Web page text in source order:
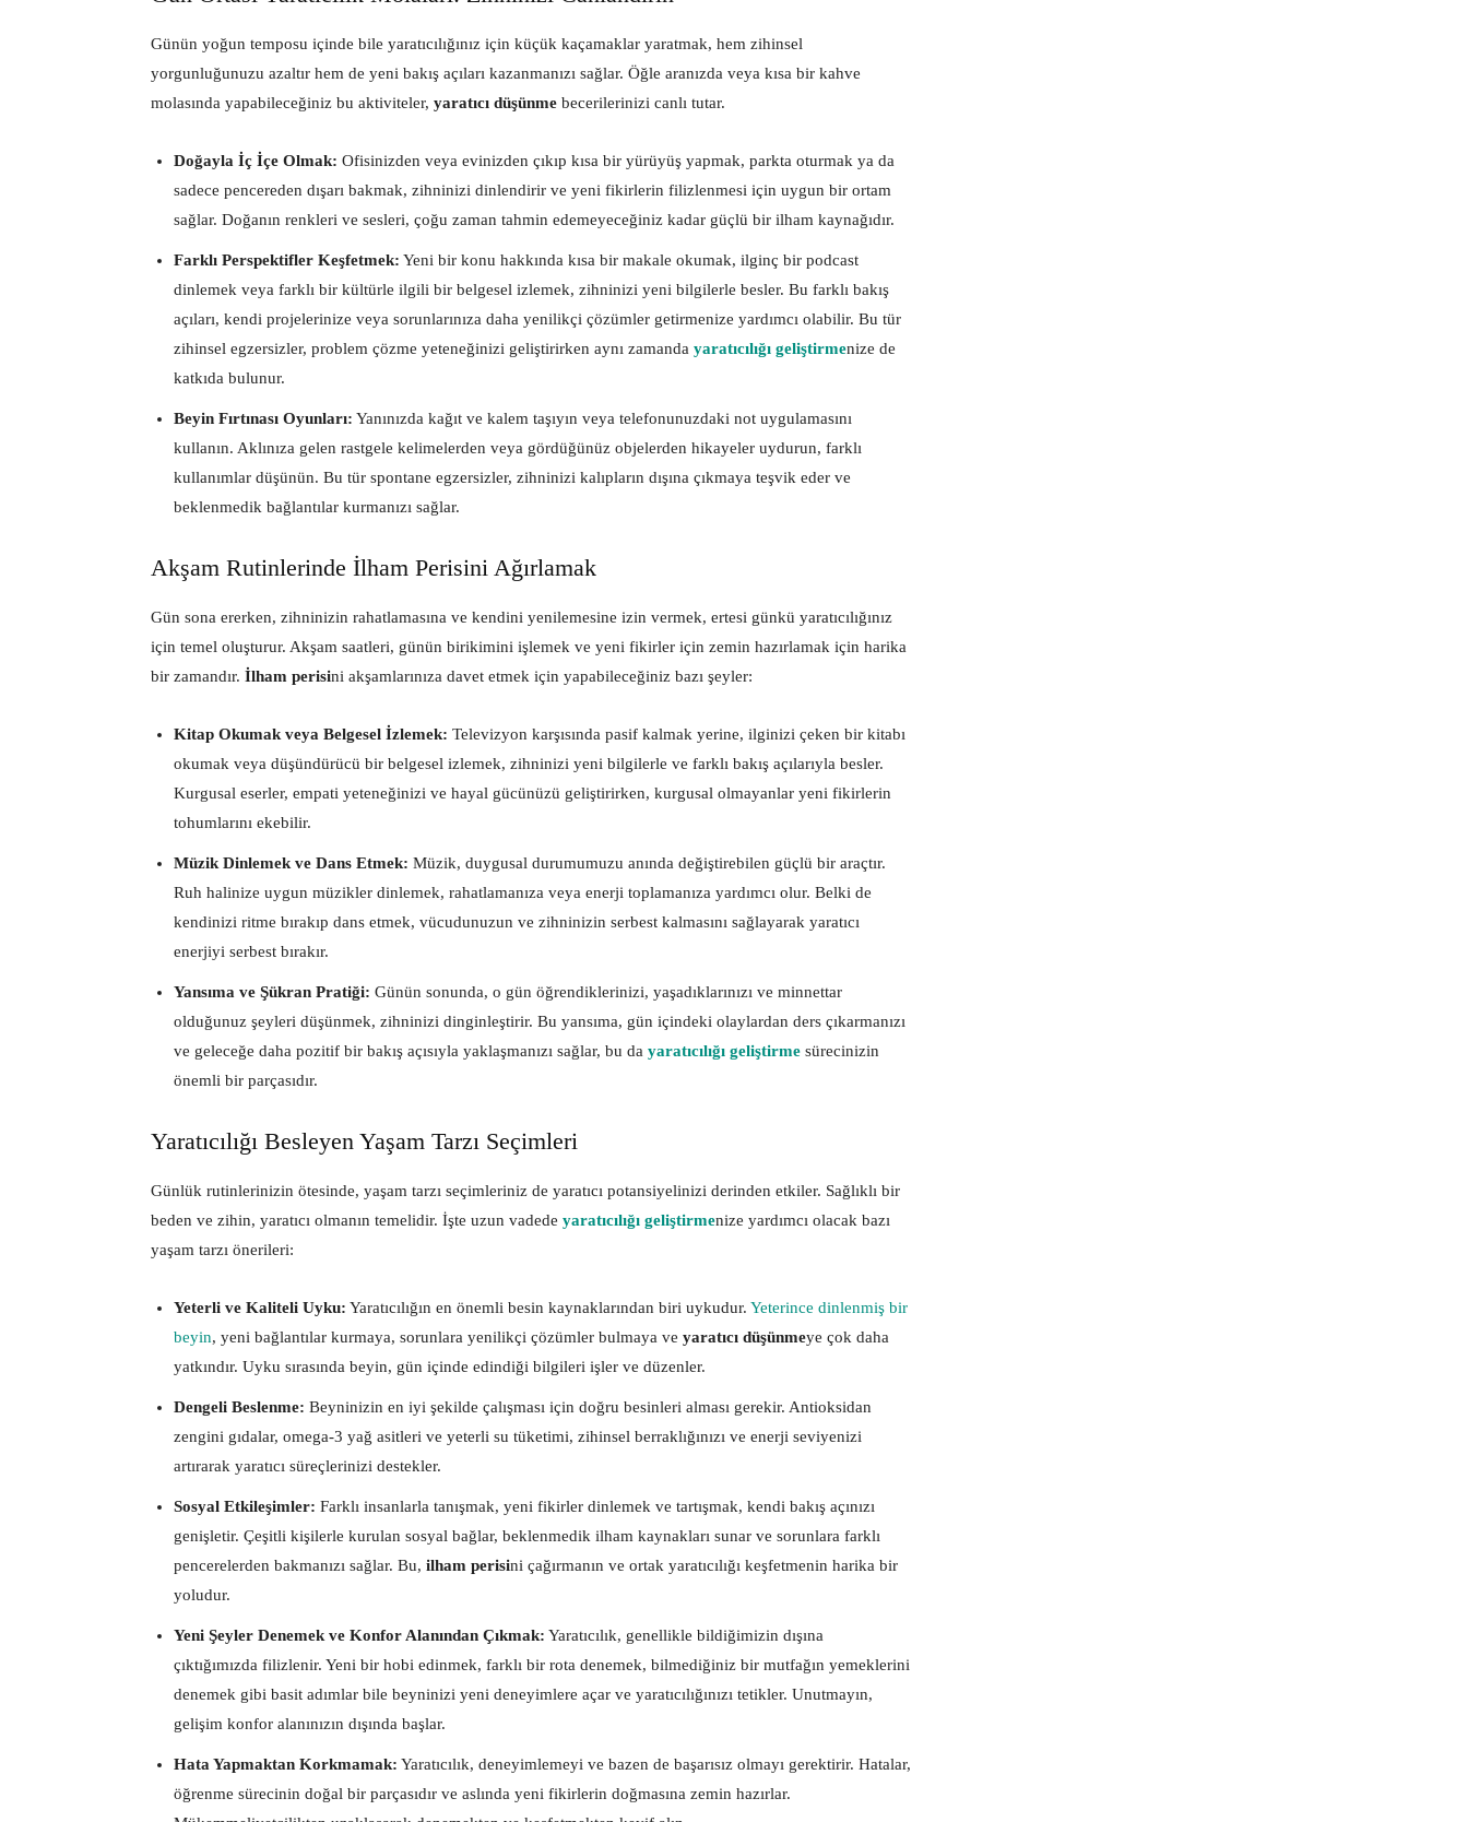
Günün yoğun temposu içinde bile yaratıcılığınız için küçük kaçamaklar yaratmak, hem zihinsel
yorgunluğunuzu azaltır hem de yeni bakış açıları kazanmanızı sağlar. Öğle aranızda veya kısa bir kahve
molasında yapabileceğiniz bu aktiviteler, yaratıcı düşünme becerilerinizi canlı tutar.
Doğayla İç İçe Olmak: Ofisinizden veya evinizden çıkıp kısa bir yürüyüş yapmak, parkta oturmak ya da
sadece pencereden dışarı bakmak, zihninizi dinlendirir ve yeni fikirlerin filizlenmesi için uygun bir ortam
sağlar. Doğanın renkleri ve sesleri, çoğu zaman tahmin edemeyeceğiniz kadar güçlü bir ilham kaynağıdır.
Farklı Perspektifler Keşfetmek: Yeni bir konu hakkında kısa bir makale okumak, ilginç bir podcast
dinlemek veya farklı bir kültürle ilgili bir belgesel izlemek, zihninizi yeni bilgilerle besler. Bu farklı bakış
açıları, kendi projelerinize veya sorunlarınıza daha yenilikçi çözümler getirmenize yardımcı olabilir. Bu tür
zihinsel egzersizler, problem çözme yeteneğinizi geliştirirken aynı zamanda yaratıcılığı geliştirmenize de
katkıda bulunur.
Beyin Fırtınası Oyunları: Yanınızda kağıt ve kalem taşıyın veya telefonunuzdaki not uygulamasını
kullanın. Aklınıza gelen rastgele kelimelerden veya gördüğünüz objelerden hikayeler uydurun, farklı
kullanımlar düşünün. Bu tür spontane egzersizler, zihninizi kalıpların dışına çıkmaya teşvik eder ve
beklenmedik bağlantılar kurmanızı sağlar.
Akşam Rutinlerinde İlham Perisini Ağırlamak
Gün sona ererken, zihninizin rahatlamasına ve kendini yenilemesine izin vermek, ertesi günkü yaratıcılığınız
için temel oluşturur. Akşam saatleri, günün birikimini işlemek ve yeni fikirler için zemin hazırlamak için harika
bir zamandır. İlham perisini akşamlarınıza davet etmek için yapabileceğiniz bazı şeyler:
Kitap Okumak veya Belgesel İzlemek: Televizyon karşısında pasif kalmak yerine, ilginizi çeken bir kitabı
okumak veya düşündürücü bir belgesel izlemek, zihninizi yeni bilgilerle ve farklı bakış açılarıyla besler.
Kurgusal eserler, empati yeteneğinizi ve hayal gücünüzü geliştirirken, kurgusal olmayanlar yeni fikirlerin
tohumlarını ekebilir.
Müzik Dinlemek ve Dans Etmek: Müzik, duygusal durumumuzu anında değiştirebilen güçlü bir araçtır.
Ruh halinize uygun müzikler dinlemek, rahatlamanıza veya enerji toplamanıza yardımcı olur. Belki de
kendinizi ritme bırakıp dans etmek, vücudunuzun ve zihninizin serbest kalmasını sağlayarak yaratıcı
enerjiyi serbest bırakır.
Yansıma ve Şükran Pratiği: Günün sonunda, o gün öğrendiklerinizi, yaşadıklarınızı ve minnettar
olduğunuz şeyleri düşünmek, zihninizi dinginleştirir. Bu yansıma, gün içindeki olaylardan ders çıkarmanızı
ve geleceğe daha pozitif bir bakış açısıyla yaklaşmanızı sağlar, bu da yaratıcılığı geliştirme sürecinizin
önemli bir parçasıdır.
Yaratıcılığı Besleyen Yaşam Tarzı Seçimleri
Günlük rutinlerinizin ötesinde, yaşam tarzı seçimleriniz de yaratıcı potansiyelinizi derinden etkiler. Sağlıklı bir
beden ve zihin, yaratıcı olmanın temelidir. İşte uzun vadede yaratıcılığı geliştirmenize yardımcı olacak bazı
yaşam tarzı önerileri:
Yeterli ve Kaliteli Uyku: Yaratıcılığın en önemli besin kaynaklarından biri uykudur. Yeterince dinlenmiş bir
beyin, yeni bağlantılar kurmaya, sorunlara yenilikçi çözümler bulmaya ve yaratıcı düşünmeye çok daha
yatkındır. Uyku sırasında beyin, gün içinde edindiği bilgileri işler ve düzenler.
Dengeli Beslenme: Beyninizin en iyi şekilde çalışması için doğru besinleri alması gerekir. Antioksidan
zengini gıdalar, omega-3 yağ asitleri ve yeterli su tüketimi, zihinsel berraklığınızı ve enerji seviyenizi
artırarak yaratıcı süreçlerinizi destekler.
Sosyal Etkileşimler: Farklı insanlarla tanışmak, yeni fikirler dinlemek ve tartışmak, kendi bakış açınızı
genişletir. Çeşitli kişilerle kurulan sosyal bağlar, beklenmedik ilham kaynakları sunar ve sorunlara farklı
pencerelerden bakmanızı sağlar. Bu, ilham perisini çağırmanın ve ortak yaratıcılığı keşfetmenin harika bir
yoludur.
Yeni Şeyler Denemek ve Konfor Alanından Çıkmak: Yaratıcılık, genellikle bildiğimizin dışına
çıktığımızda filizlenir. Yeni bir hobi edinmek, farklı bir rota denemek, bilmediğiniz bir mutfağın yemeklerini
denemek gibi basit adımlar bile beyninizi yeni deneyimlere açar ve yaratıcılığınızı tetikler. Unutmayın,
gelişim konfor alanınızın dışında başlar.
Hata Yapmaktan Korkmamak: Yaratıcılık, deneyimlemeyi ve bazen de başarısız olmayı gerektirir. Hatalar,
öğrenme sürecinin doğal bir parçasıdır ve aslında yeni fikirlerin doğmasına zemin hazırlar.